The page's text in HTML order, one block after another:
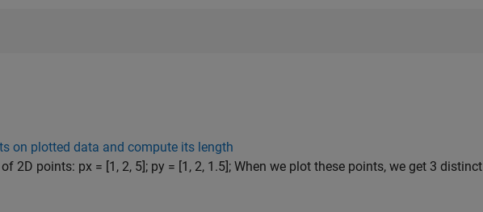
on plotted data and compute its length
2D points: px = [1, 2, 5]; py = [1, 2, 1.5]; When we plot these points, we get 3 distinct